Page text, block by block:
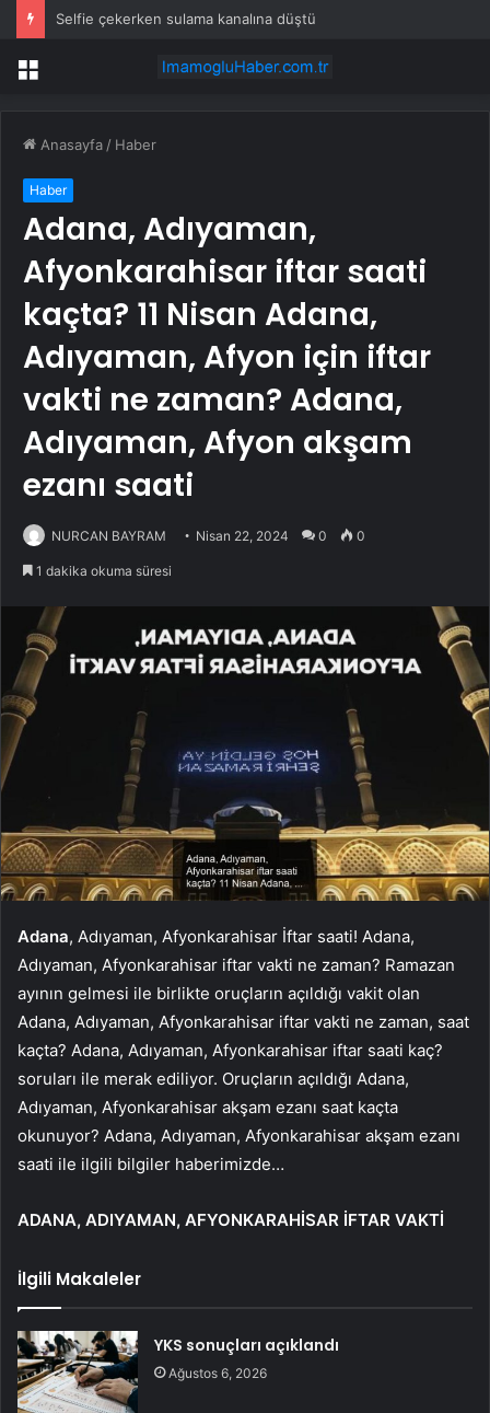
Selfie çekerken sulama kanalına düştü
Menü
Anasayfa / Haber
Haber
Adana, Adıyaman,
Afyonkarahisar iftar saati
kaçta? 11 Nisan Adana,
Adıyaman, Afyon için iftar
vakti ne zaman? Adana,
Adıyaman, Afyon akşam
ezanı saati
NURCAN BAYRAM Nisan 22, 2024 0 0
1 dakika okuma süresi
Adana, Adıyaman, Afyonkarahisar İftar saati! Adana,
Adıyaman, Afyonkarahisar iftar vakti ne zaman? Ramazan
ayının gelmesi ile birlikte oruçların açıldığı vakit olan
Adana, Adıyaman, Afyonkarahisar iftar vakti ne zaman, saat
kaçta? Adana, Adıyaman, Afyonkarahisar iftar saati kaç?
soruları ile merak ediliyor. Oruçların açıldığı Adana,
Adıyaman, Afyonkarahisar akşam ezanı saat kaçta
okunuyor? Adana, Adıyaman, Afyonkarahisar akşam ezanı
saati ile ilgili bilgiler haberimizde…
ADANA, ADIYAMAN, AFYONKARAHİSAR İFTAR VAKTİ
İlgili Makaleler
YKS sonuçları açıklandı
Ağustos 6, 2026